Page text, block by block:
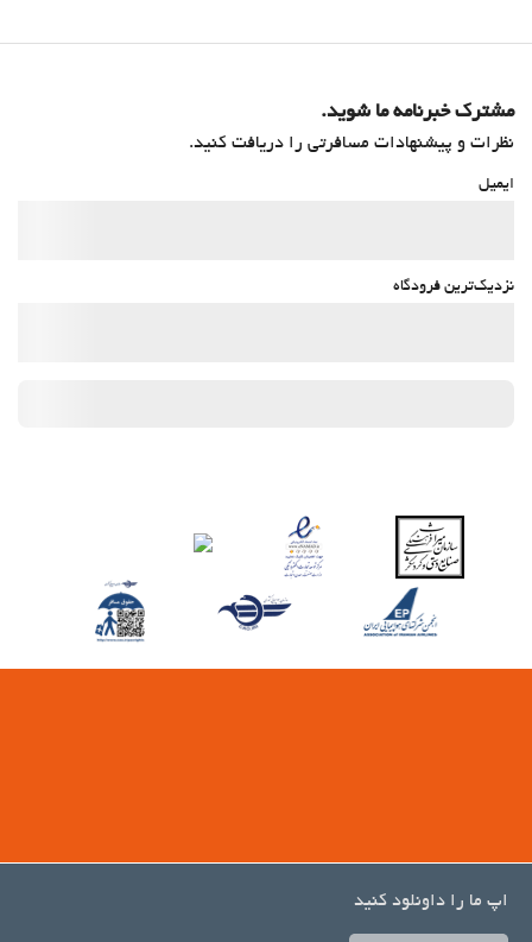
مشترک خبرنامه ما شوید.
نظرات و پیشنهادات مسافرتی را دریافت کنید.
ایمیل
نزدیک‌ترین فرودگاه
اپ ما را داونلود کنید